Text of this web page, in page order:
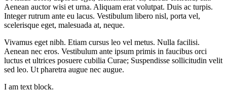
Aenean auctor wisi et urna. Aliquam erat volutpat. Duis ac turpis.
Integer rutrum ante eu lacus. Vestibulum libero nisl, porta vel,
scelerisque eget, malesuada at, neque.
Vivamus eget nibh. Etiam cursus leo vel metus. Nulla facilisi.
Aenean nec eros. Vestibulum ante ipsum primis in faucibus orci
luctus et ultrices posuere cubilia Curae; Suspendisse sollicitudin velit
sed leo. Ut pharetra augue nec augue.
I am text block.